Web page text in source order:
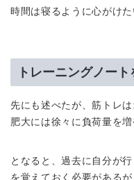
時間は寝るように心がけた
トレーニングノー
先にも述べたが、筋トレ
肥大には徐々に負荷量を
となると、過去に自分が
を覚えておく必要がある